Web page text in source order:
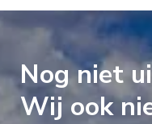
Nog niet
Wij ook